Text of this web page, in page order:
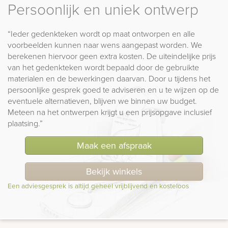
Persoonlijk en uniek ontwerp
“Ieder gedenkteken wordt op maat ontworpen en alle
voorbeelden kunnen naar wens aangepast worden. We
berekenen hiervoor geen extra kosten. De uiteindelijke prijs
van het gedenkteken wordt bepaald door de gebruikte
materialen en de bewerkingen daarvan. Door u tijdens het
persoonlijke gesprek goed te adviseren en u te wijzen op de
eventuele alternatieven, blijven we binnen uw budget.
Meteen na het ontwerpen krijgt u een prijsopgave inclusief
plaatsing.”
Maak een afspraak
Bekijk winkels
Een adviesgesprek is altijd geheel vrijblijvend en kosteloos